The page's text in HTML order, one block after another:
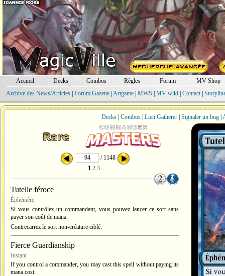
Accueil Decks Combos Règles Forum
MV Shop
Archive des News/Articles| Forum Gazette| Artgame| MWS MV wiki| Contact|
Decks Combos Lien Gatherer Signaler un bug
/ 1148
1 2 3
Tutelle féroce
Éphémère
Si vous contrôlez un commandant, vous pouvez lancer ce sort sans
payer son coût de mana.
Contrecarrez le sort non-créature ciblé.
Fierce Guardianship
Instant
If you control a commander, you may cast this spell without paying its
mana cost.